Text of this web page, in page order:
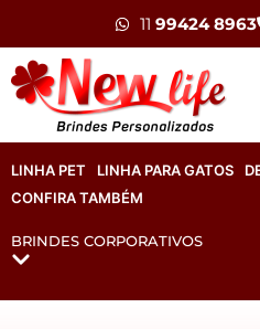
11 99424 8963
LINHA PET LINHA PARA GATOS
CONFIRA TAMBÉM
BRINDES CORPORATIVOS